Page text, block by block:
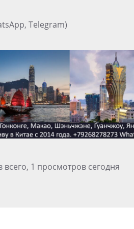
Telegram)
1 просмотров сегодня